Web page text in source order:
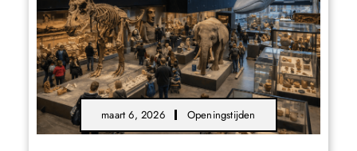
maart 6, 2026 Openingstijden